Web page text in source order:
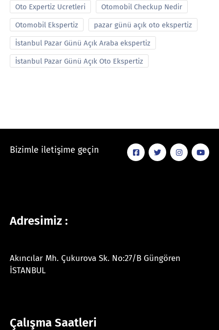
Oto Expertiz Ucretleri Otomobil Checkup Nedir
Otomobil Ekspertiz pazar günü açık oto ekspertiz
İstanbul Pazar Günü Açık Araba ekspertiz
İstanbul Pazar Günü Açık Oto Ekspertiz
Bizimle iletişime geçin
Adresimiz :
Akıncılar Mh. Çukurova Sk. No:27/B Güngören
İSTANBUL
Çalışma Saatleri